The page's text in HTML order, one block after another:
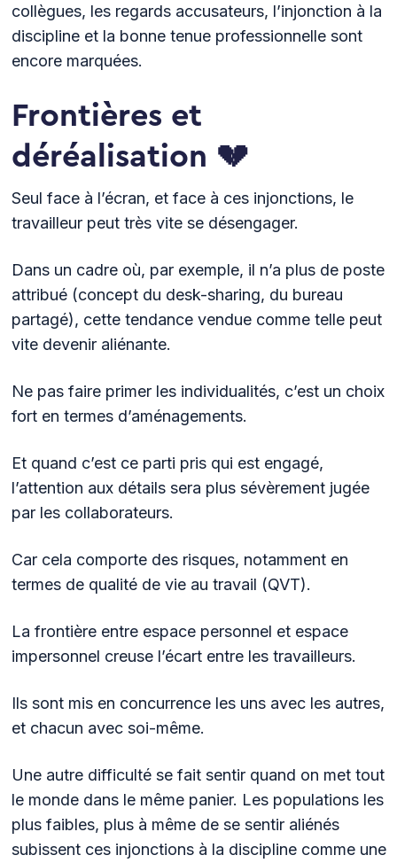
collègues, les regards accusateurs, l’injonction à la
discipline et la bonne tenue professionnelle sont
encore marquées.
Frontières et
déréalisation 💔
Seul face à l’écran, et face à ces injonctions, le
travailleur peut très vite se désengager.
Dans un cadre où, par exemple, il n’a plus de poste
attribué (concept du desk-sharing, du bureau
partagé), cette tendance vendue comme telle peut
vite devenir aliénante.
Ne pas faire primer les individualités, c’est un choix
fort en termes d’aménagements.
Et quand c’est ce parti pris qui est engagé,
l’attention aux détails sera plus sévèrement jugée
par les collaborateurs.
Car cela comporte des risques, notamment en
termes de qualité de vie au travail (QVT).
La frontière entre espace personnel et espace
impersonnel creuse l’écart entre les travailleurs.
Ils sont mis en concurrence les uns avec les autres,
et chacun avec soi-même.
Une autre difficulté se fait sentir quand on met tout
le monde dans le même panier. Les populations les
plus faibles, plus à même de se sentir aliénés
subissent ces injonctions à la discipline comme une